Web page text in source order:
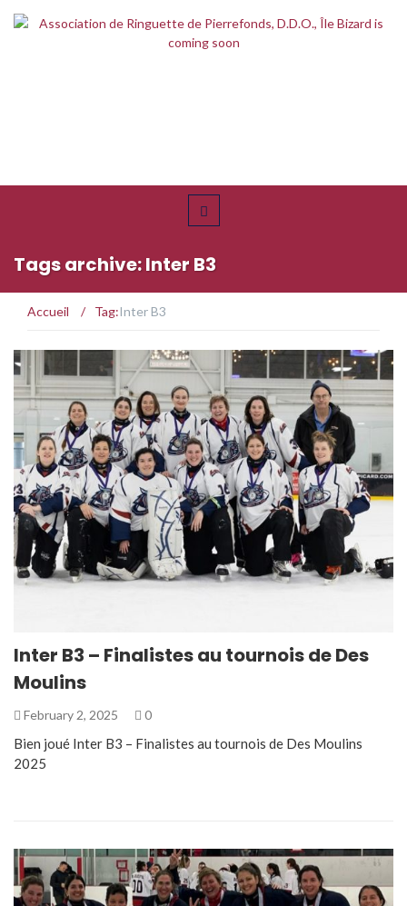
Tags archive: Inter B3
Accueil / Tag:Inter B3
Inter B3 – Finalistes au tournois de Des
Moulins
February 2, 2025 0
Bien joué Inter B3 – Finalistes au tournois de Des Moulins
2025